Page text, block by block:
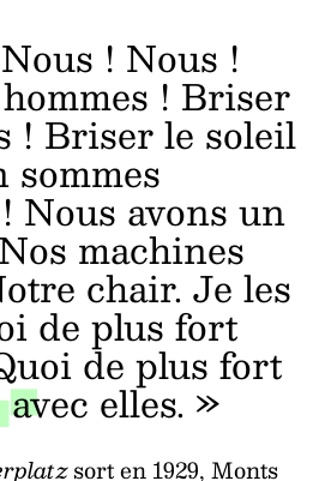
! Nous !
! Briser
! Briser le soleil
sommes
Nous avons un
machines
chair. Je les
de plus fort
de plus fort
elles. »
sort en 1929, Monts